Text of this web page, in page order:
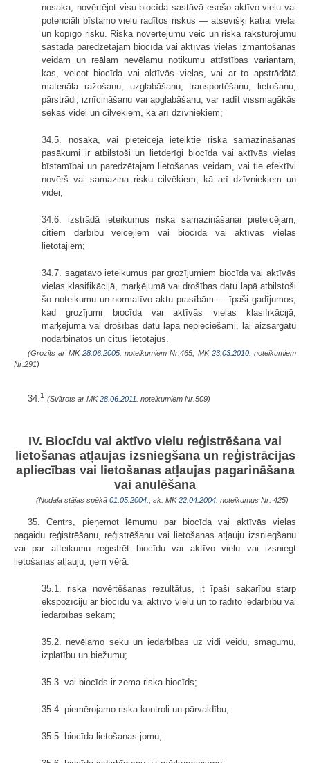
nosaka, novērtējot visu biocīda sastāvā esošo aktīvo vielu vai
potenciāli bīstamo vielu radītos riskus — atsevišķi katrai vielai
un kopīgo risku. Riska novērtējumu veic un riska raksturojumu
sastāda paredzētajam biocīda vai aktīvās vielas izmantošanas
veidam un reālam nevēlamu notikumu attīstības variantam,
kas, veicot biocīda vai aktīvās vielas, vai ar to apstrādātā
materiāla ražošanu, uzglabāšanu, transportēšanu, lietošanu,
pārstrādi, iznīcināšanu vai apglabāšanu, var radīt vissmagākās
sekas videi un cilvēkiem, kā arī dzīvniekiem;
34.5. nosaka, vai pieteicēja ieteiktie riska samazināšanas
pasākumi ir atbilstoši un lietderīgi biocīda vai aktīvās vielas
bīstamībai un paredzētajam lietošanas veidam, vai tie efektīvi
novērš vai samazina risku cilvēkiem, kā arī dzīvniekiem un
videi;
34.6. izstrādā ieteikumus riska samazināšanai pieteicējam,
citiem darbību veicējiem vai biocīda vai aktīvās vielas
lietotājiem;
34.7. sagatavo ieteikumus par grozījumiem biocīda vai aktīvās
vielas klasifikācijā, marķējumā vai drošības datu lapā atbilstoši
šo noteikumu un normatīvo aktu prasībām — īpaši gadījumos,
kad grozījumi biocīda vai aktīvās vielas klasifikācijā,
marķējumā vai drošības datu lapā nepieciešami, lai aizsargātu
nodarbinātos un citus lietotājus.
(Grozīts ar MK 28.06.2005. noteikumiem Nr.465; MK 23.03.2010. noteikumiem
Nr.291)
34.1 (Svītrots ar MK28.06.2011. noteikumiem Nr.509)
IV. Biocīdu vai aktīvo vielu reģistrēšana vai
lietošanas atļaujas izsniegšana un reģistrācijas
apliecības vai lietošanas atļaujas pagarināšana
vai anulēšana
(Nodaļa stājas spēkā 01.05.2004. ; sk. MK22.04.2004. noteikumus Nr. 425)
35. Centrs, pieņemot lēmumu par biocīda vai aktīvās vielas
pagaidu reģistrēšanu, reģistrēšanu vai lietošanas atļauju izsniegšanu
vai par atteikumu reģistrēt biocīdu vai aktīvo vielu vai izsniegt
lietošanas atļauju, ņem vērā:
35.1. riska novērtēšanas rezultātus, it īpaši sakarību starp
ekspozīciju ar biocīdu vai aktīvo vielu un to radīto iedarbību vai
iedarbības sekām;
35.2. nevēlamo seku un iedarbības uz vidi veidu, smagumu,
izplatību un biežumu;
35.3. vai biocīds ir zema riska biocīds;
35.4. piemērojamo riska kontroli un pārvaldību;
35.5. biocīda lietošanas jomu;